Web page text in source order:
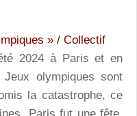
» / Collectif
2024 à Paris et en
olympiques sont
la catastrophe, ce